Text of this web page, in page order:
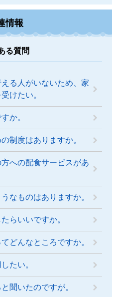
情報
る質問
る人がいないため、家
けたい。
か。
制度はありますか。
への配食サービスがあ
なものはありますか。
らいいですか。
どんなところですか。
たい。
聞いたのですが。